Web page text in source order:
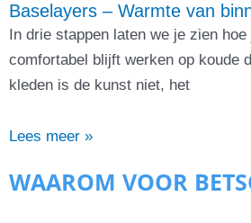
Baselayers – Warmte van
In drie stappen laten we je zien
comfortabel blijft werken op koude
kleden is de kunst niet, het
Lees meer »
WAAROM VOOR